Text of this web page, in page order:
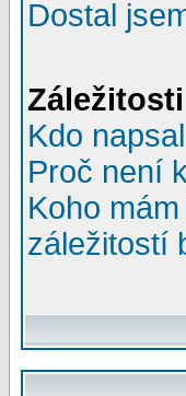
Dostal
Kdo
Proč není
Koho
záležitostí